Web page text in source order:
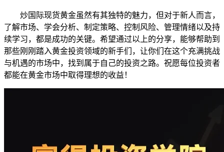
炒国际现货黄金虽然有其独特的魅力，但对于新人而言，
了解市场、学会分析、制定策略、控制风险、管理情绪以及持
续学习，都是成功的关键。希望通过以上的分享，能够帮助到
那些刚刚踏入黄金投资领域的新手们，让你们在这个充满挑战
与机遇的市场中，找到属于自己的投资之路。祝愿每位投资者
都能在黄金市场中取得理想的收益！